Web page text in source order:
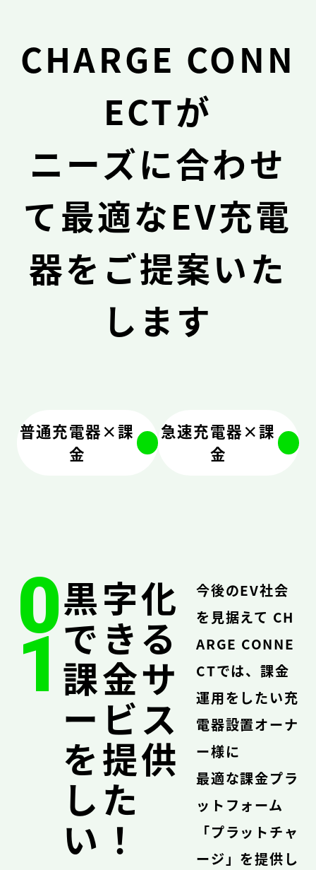
CHARGE CONN
ECTが
ニーズに合わせ
て最適なEV充電
器をご提案いた
します
普通充電器×課
金
急速充電器×課
金
0
1
黒字化
できる
課金サ
ービス
を提供
した
い！
今後のEV社会
を見据えて CH
ARGE CONNE
CTでは、課金
運用をしたい充
電器設置オーナ
ー様に
最適な課金プラ
ットフォーム
「プラットチャ
ージ」を提供し